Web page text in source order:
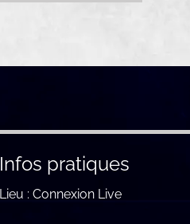
Infos pratiques
Lieu : Connexion Live